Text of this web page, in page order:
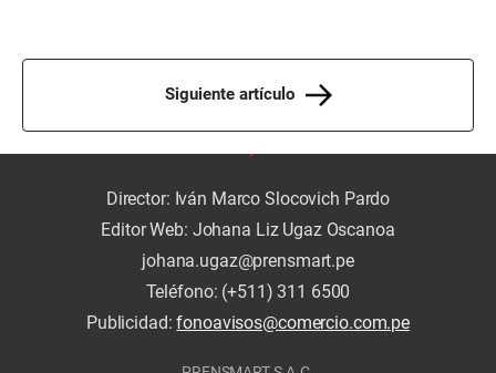
Siguiente artículo
Director: Iván Marco Slocovich Pardo
Editor Web: Johana Liz Ugaz Oscanoa
johana.ugaz@prensmart.pe
Teléfono: (+511) 311 6500
Publicidad:fonoavisos@comercio.com.pe